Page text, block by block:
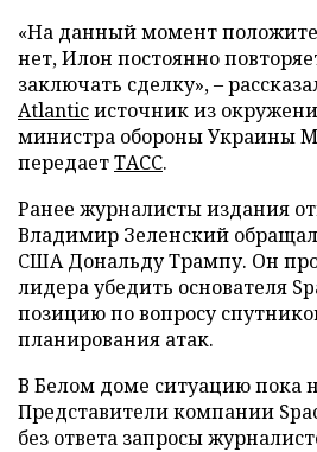
«На данный момент
нет, Илон постоянно
заключать сделку», –
Atlanticисточник из
министра обороны Украины
передаетТАСС.
Ранее журналисты издания
Владимир Зеленский
США Дональду Трампу. Он
лидера убедить основателя
позицию по вопросу
планирования атак.
В Белом доме ситуацию пока
Представители компании
без ответа запросы